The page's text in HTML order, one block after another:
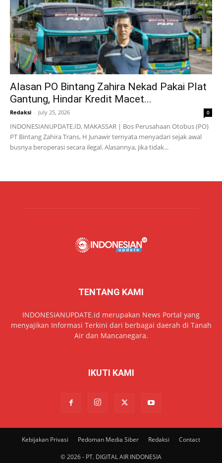
Alasan PO Bintang Zahira Nekad Pakai Plat
Gantung, Hindar Kredit Macet...
Redaksi - July 25, 2026 0
INDONESIANUPDATE.ID, MAKASSAR | Bos Perusahaan Otobus (PO)
PT Bintang Zahira Trans, H Junawir ternyata menyadari sejak awal
busnya beroperasi secara ilegal. Alasannya, jika tidak...
TENTANG KAMI
INDONESIANUPDATE.id merupakan News Portal yang
menyajikan Informasi Terkini dari berbagai daerah di Tanah
Air dan Mancanegara.
IKUTI KAMI
Kebijakan Privasi Pedoman Media Siber Redaksi Contact
© 2026 - PT. DIGITAL AIR INDONESIA